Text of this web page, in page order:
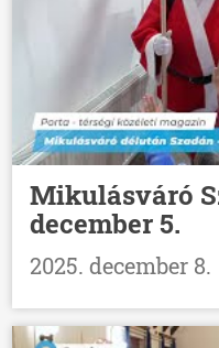
Mikulásváró
december 5.
2025. december 8.